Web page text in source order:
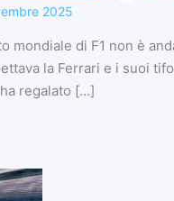
2025
mondiale di F1 non è
la Ferrari e i suoi
regalato […]